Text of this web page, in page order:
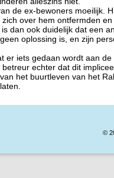
de ex-bewoners moeilijk.
over hem ontfermden
dan ook duidelijk dat een
oplossing is, en zijn
er iets gedaan wordt aan de
echter dat dit
het buurtleven van het
©